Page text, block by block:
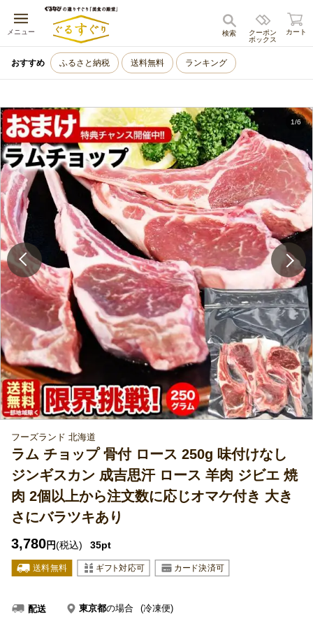
メニュー
キャンセル
クーポン
ボックス
検索 カート
おすすめ ふるさと納税 送料無料 ランキング
1/6
フーズランド 北海道
ラム チョップ 骨付 ロース 250g 味付けなし
ジンギスカン 成吉思汗 ロース 羊肉 ジビエ 焼
肉 2個以上から注文数に応じオマケ付き 大き
さにバラツキあり
3,780円(税込) 35pt
配送 東京都の場合
(冷凍便)